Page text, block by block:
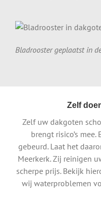
Bladrooster geplaatst in
Zelf
Zelf uw dakgoten
brengt risico’s
gebeurd. Laat het
Meerkerk. Zij reinigen
scherpe prijs. Bekijk
wij waterproblemen